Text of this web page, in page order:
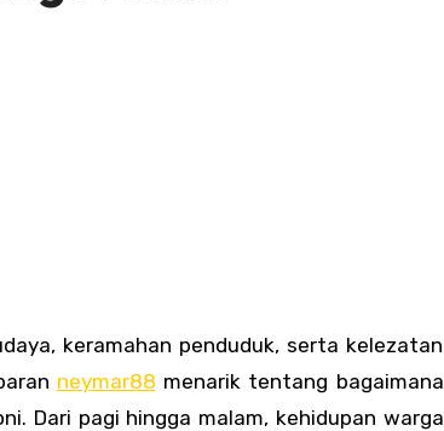
neymar88 menarik tentang bagaimana
Dari pagi hingga malam, kehidupan warga